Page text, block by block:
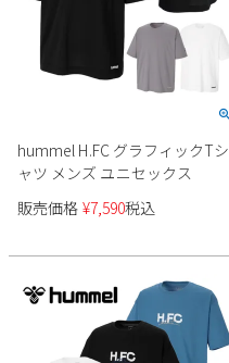
hummel H.FC グラフィックTシ
ャツ メンズ ユニセックス
販売価格 ¥7,590税込